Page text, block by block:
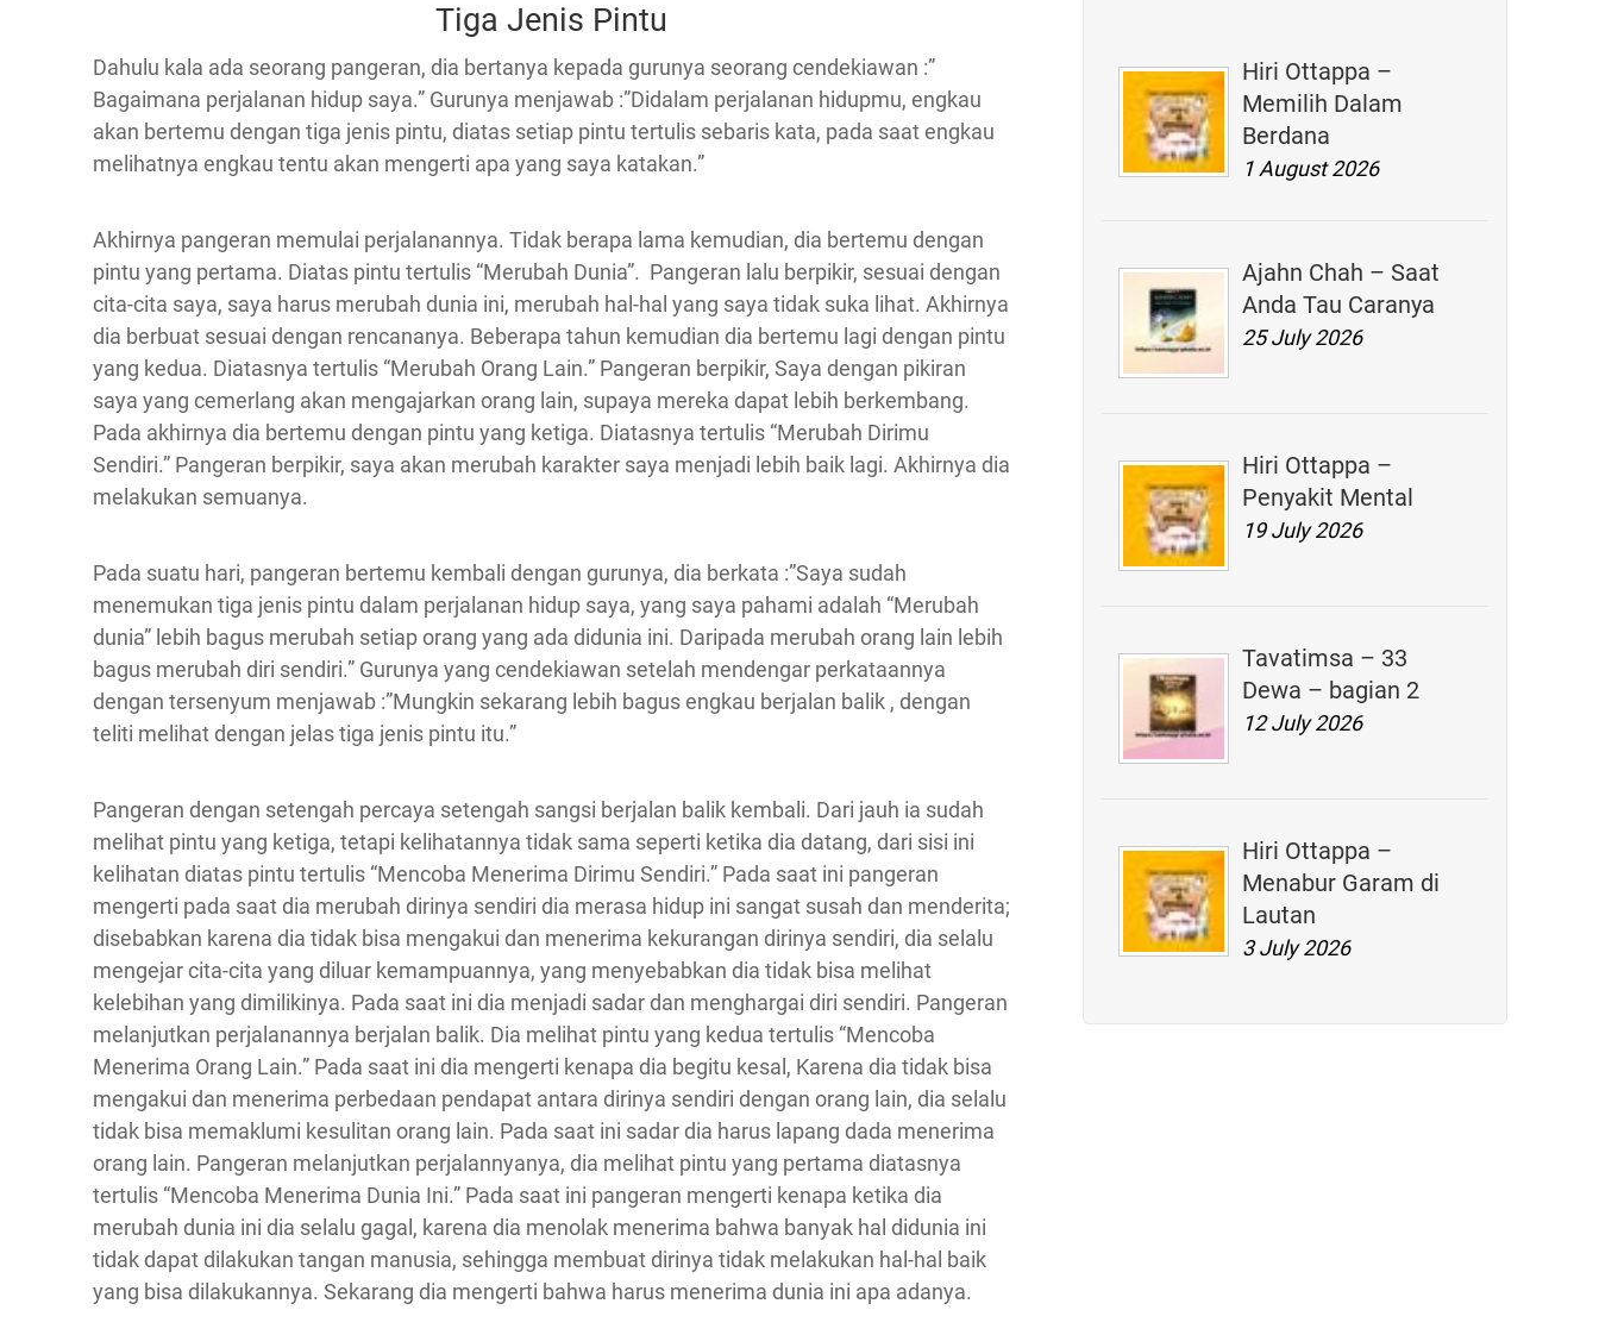
Hiri Ottappa –
Memilih Dalam
Berdana
1 August 2026
Ajahn Chah – Saat
Anda Tau Caranya
25 July 2026
Hiri Ottappa –
Penyakit Mental
19 July 2026
Tavatimsa – 33
Dewa – bagian 2
12 July 2026
Hiri Ottappa –
Menabur Garam di
Lautan
3 July 2026
Tiga Jenis Pintu
Dahulu kala ada seorang pangeran, dia bertanya kepada gurunya seorang cendekiawan :”
Bagaimana perjalanan hidup saya.” Gurunya menjawab :”Didalam perjalanan hidupmu, engkau
akan bertemu dengan tiga jenis pintu, diatas setiap pintu tertulis sebaris kata, pada saat engkau
melihatnya engkau tentu akan mengerti apa yang saya katakan.”
Akhirnya pangeran memulai perjalanannya. Tidak berapa lama kemudian, dia bertemu dengan
pintu yang pertama. Diatas pintu tertulis “Merubah Dunia”. Pangeran lalu berpikir, sesuai dengan
cita-cita saya, saya harus merubah dunia ini, merubah hal-hal yang saya tidak suka lihat. Akhirnya
dia berbuat sesuai dengan rencananya. Beberapa tahun kemudian dia bertemu lagi dengan pintu
yang kedua. Diatasnya tertulis “Merubah Orang Lain.” Pangeran berpikir, Saya dengan pikiran
saya yang cemerlang akan mengajarkan orang lain, supaya mereka dapat lebih berkembang.
Pada akhirnya dia bertemu dengan pintu yang ketiga. Diatasnya tertulis “Merubah Dirimu
Sendiri.” Pangeran berpikir, saya akan merubah karakter saya menjadi lebih baik lagi. Akhirnya dia
melakukan semuanya.
Pada suatu hari, pangeran bertemu kembali dengan gurunya, dia berkata :”Saya sudah
menemukan tiga jenis pintu dalam perjalanan hidup saya, yang saya pahami adalah “Merubah
dunia” lebih bagus merubah setiap orang yang ada didunia ini. Daripada merubah orang lain lebih
bagus merubah diri sendiri.” Gurunya yang cendekiawan setelah mendengar perkataannya
dengan tersenyum menjawab :”Mungkin sekarang lebih bagus engkau berjalan balik , dengan
teliti melihat dengan jelas tiga jenis pintu itu.”
Pangeran dengan setengah percaya setengah sangsi berjalan balik kembali. Dari jauh ia sudah
melihat pintu yang ketiga, tetapi kelihatannya tidak sama seperti ketika dia datang, dari sisi ini
kelihatan diatas pintu tertulis “Mencoba Menerima Dirimu Sendiri.” Pada saat ini pangeran
mengerti pada saat dia merubah dirinya sendiri dia merasa hidup ini sangat susah dan menderita;
disebabkan karena dia tidak bisa mengakui dan menerima kekurangan dirinya sendiri, dia selalu
mengejar cita-cita yang diluar kemampuannya, yang menyebabkan dia tidak bisa melihat
kelebihan yang dimilikinya. Pada saat ini dia menjadi sadar dan menghargai diri sendiri. Pangeran
melanjutkan perjalanannya berjalan balik. Dia melihat pintu yang kedua tertulis “Mencoba
Menerima Orang Lain.” Pada saat ini dia mengerti kenapa dia begitu kesal, Karena dia tidak bisa
mengakui dan menerima perbedaan pendapat antara dirinya sendiri dengan orang lain, dia selalu
tidak bisa memaklumi kesulitan orang lain. Pada saat ini sadar dia harus lapang dada menerima
orang lain. Pangeran melanjutkan perjalannyanya, dia melihat pintu yang pertama diatasnya
tertulis “Mencoba Menerima Dunia Ini.” Pada saat ini pangeran mengerti kenapa ketika dia
merubah dunia ini dia selalu gagal, karena dia menolak menerima bahwa banyak hal didunia ini
tidak dapat dilakukan tangan manusia, sehingga membuat dirinya tidak melakukan hal-hal baik
yang bisa dilakukannya. Sekarang dia mengerti bahwa harus menerima dunia ini apa adanya.